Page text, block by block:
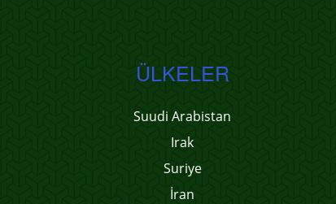
ÜLKELER
Suudi Arabistan
Irak
Suriye
İran